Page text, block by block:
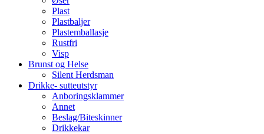
Plast
Plastbaljer
Plastemballasje
Rustfri
Visp
Brunst og Helse
Silent Herdsman
Drikke- sutteutstyr
Anboringsklammer
Annet
Beslag/Biteskinner
Drikkekar